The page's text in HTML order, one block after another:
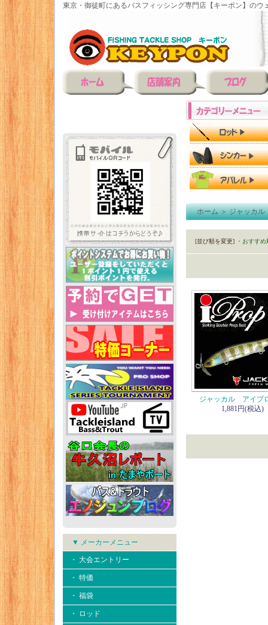
東京・御徒町にあるバスフィッシング専門店【キーポン】のウ
▼ メーカーメニュー
・ 大会エントリー
・ 特価
・ 福袋
・ ロッド
ホーム＞ジャッカル
[並び順を変更] ・おすすめ
ジャッカル アイプ
1,881円(税込)